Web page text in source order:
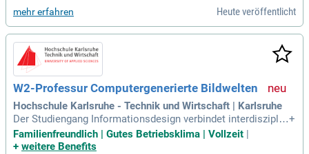
en Stakeholdern zur Erfüllung von Entwicklungsverlagerung
en
mehr erfahren Heute veröffentlicht
W2-Professur Computergenerierte Bildwelten
Hochschule Karlsruhe - Technik und Wirtschaft | Karlsruhe
Der Studiengang Informationsdesign verbindet interdisziplin
är die Bereiche Sprache, visuelle Kommunikation, audiovisu
elle und interaktive Medien, Datenjournalismus sowie neue
+
Familienfreundlich | Gutes Betriebsklima | Vollzeit |
+ weitere Benefits